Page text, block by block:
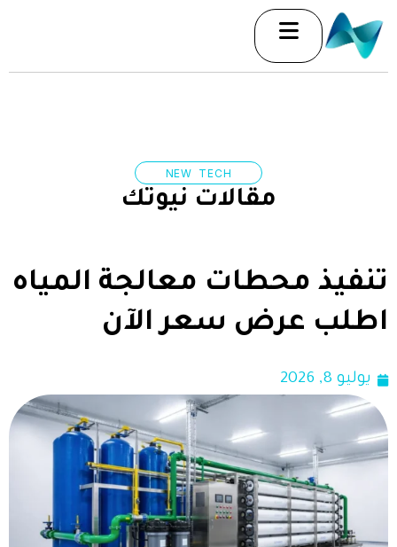
إلى
المحتوى
NEW TECH
مقالات نيوتك
تنفيذ محطات معالجة المياه
اطلب عرض سعر الآن
يوليو 8, 2026